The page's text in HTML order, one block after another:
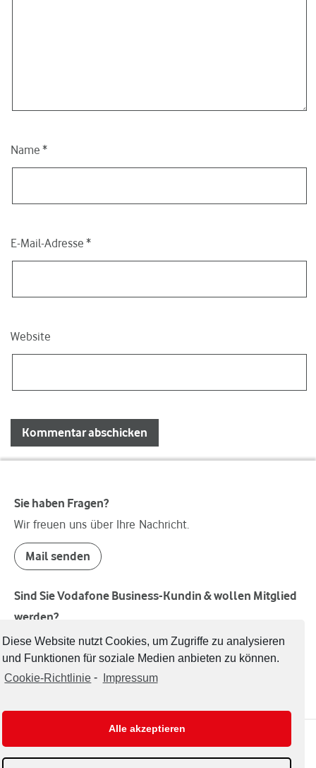
Diese Website nutzt Cookies, um Zugriffe zu analysieren
und Funktionen für soziale Medien anbieten zu können.
Cookie-Richtlinie - Impressum
Alle akzeptieren
Name *
E-Mail-Adresse *
Website
Sie haben Fragen?
Wir freuen uns über Ihre Nachricht.
Mail senden
Sind Sie Vodafone Business-Kundin & wollen Mitglied
werden?
Welcome!
Mitglied werden
Impressum Datenschutzerklärung